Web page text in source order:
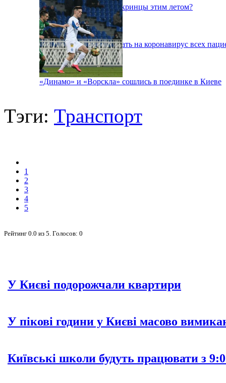
Куда поедут отдыхать укринцы этим летом?
В Киеве будут тестировать на коронавирус всех
«Динамо» и «Ворскла» сошлись в поединке в Киеве
Тэги: Транспорт
1
2
3
4
5
Рейтинг 0.0 из 5 . Голосов: 0
У Києві подорожчали квартири
У пікові години у Києві масово
Київські школи будуть працювати з